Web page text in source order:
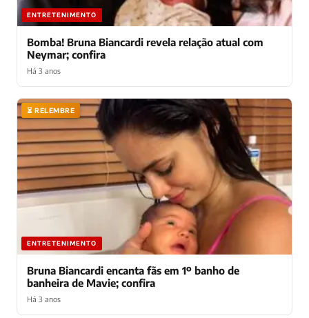
ENTRETENIMENTO
Bomba! Bruna Biancardi revela relação atual com
Neymar; confira
Há 3 anos
⏳ RELEMBRE
ENTRETENIMENTO
Bruna Biancardi encanta fãs em 1º banho de
banheira de Mavie; confira
Há 3 anos